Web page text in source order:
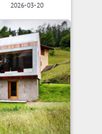
2026-03-20